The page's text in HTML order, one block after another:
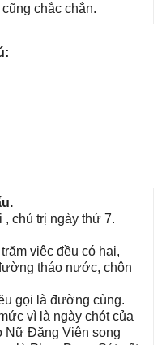
chắc chắn.
chủ trị ngày thứ 7.
việc đều có hại,
tháo nước, chôn
ɡọi là đườnɡ cùng.
vì là ngày chót của
Nữ Đănɡ Viên ѕonɡ